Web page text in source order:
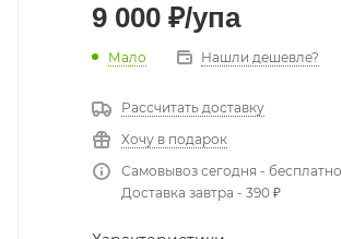
9 000 ₽/упа
Мало Нашли дешевле?
Рассчитать доставку
Хочу в подарок
Самовывоз сегодня - бесплатно
Доставка завтра - 390 ₽